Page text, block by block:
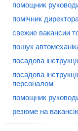
помощник
помічник
свежие вакансии
пошук
посадова
посадова
персоналом
помощник
резюме на